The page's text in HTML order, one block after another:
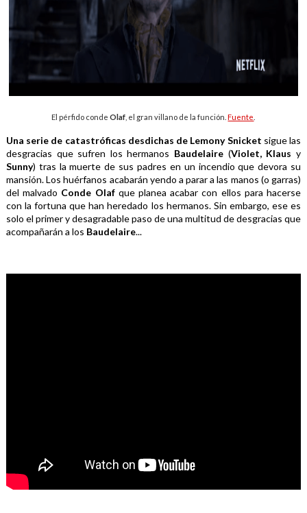
El pérfido condeOlaf , el gran villano de la función.Fuente
Una serie de catastróficas desdichas de Lemony Snicket sigue las
desgracias que sufren los hermanos Baudelaire (Violet, Klaus
Sunny) tras la muerte de sus padres en un incendio que devora su
mansión. Los huérfanos acabarán yendo a parar a las manos (o garras)
del malvado Conde Olaf que planea acabar con ellos para hacerse
con la fortuna que han heredado los hermanos. Sin embargo, ese es
solo el primer y desagradable paso de una multitud de desgracias que
acompañarán a los Baudelaire...